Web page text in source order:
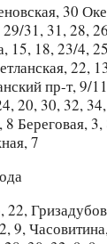
30
31, 31, 28,
15, 18, 23/4,
22,
пр-т, 9/
20, 30, 32,
Береговая, 3,
7
22,
9,